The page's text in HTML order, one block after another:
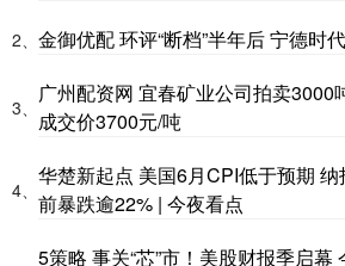
2、 金御优配 环评“断档”半年后 宁德时
3、
广州配资网 宜春矿业公司拍卖3000
成交价3700元/吨
4、
华楚新起点 美国6月CPI低于预期
前暴跌逾22% | 今夜看点
5策略 事关“芯”市！美股财报季启幕